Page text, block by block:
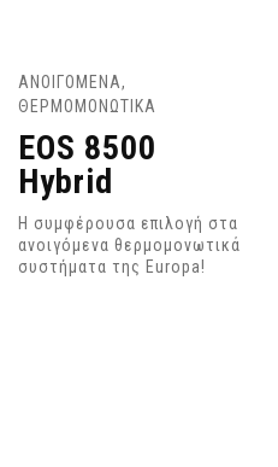
ΑΝΟΙΓΟΜΕΝΑ,
ΘΕΡΜΟΜΟΝΩΤΙΚΑ
EOS 8500
Hybrid
Η συμφέρουσα επιλογή στα
ανοιγόμενα θερμομονωτικά
συστήματα της Europa!